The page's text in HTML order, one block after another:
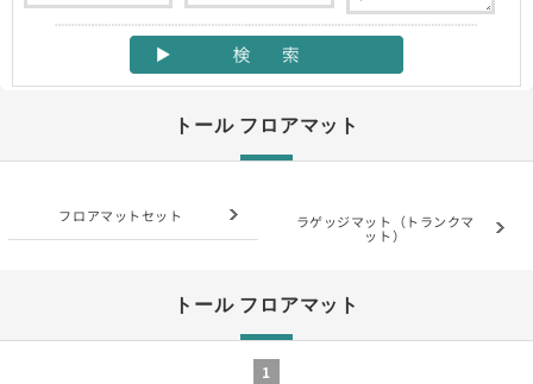
トール フロアマット
フロアマットセット ラゲッジマット（トランクマ
ット）
トール フロアマット
1